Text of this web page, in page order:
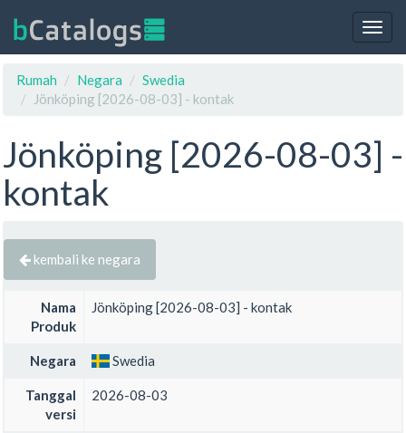
Rumah
Negara
Swedia
Jönköping [2026-08-03] - kontak
Jönköping [2026-08-03] -
kontak
kembali ke negara
Nama
Produk
Jönköping [2026-08-03] - kontak
Negara Swedia
Tanggal
versi
2026-08-03